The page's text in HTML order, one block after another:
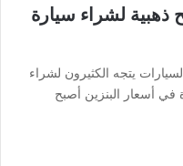
ذهبية لشراء سيارة
يتجه الكثيرون لشراء
في أسعار البنزين أصبح